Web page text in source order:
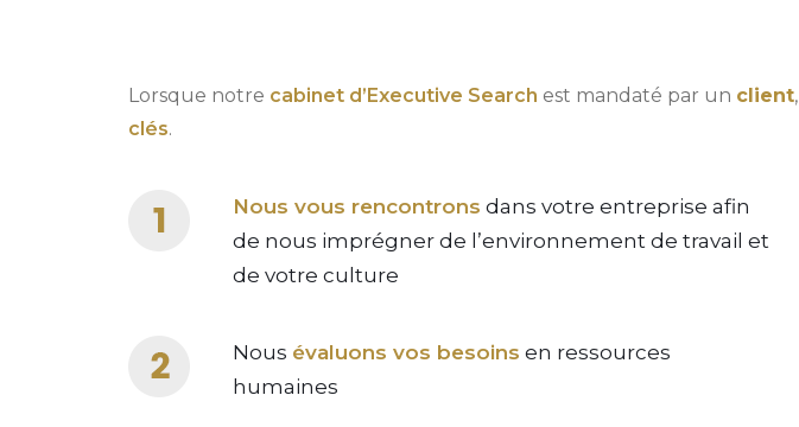
Lorsque notre cabinet d’Executive Search est mandaté par un client,
clés.
Nous vous rencontrons dans votre entreprise afin
de nous imprégner de l’environnement de travail et
de votre culture
Nous évaluons vos besoins en ressources
humaines